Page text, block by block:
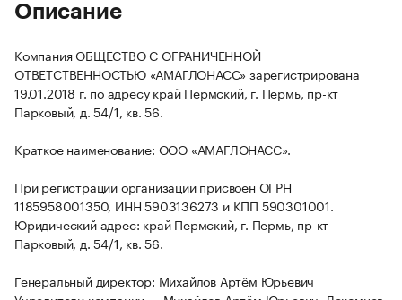
Описание
Компания ОБЩЕСТВО С ОГРАНИЧЕННОЙ
ОТВЕТСТВЕННОСТЬЮ «АМАГЛОНАСС» зарегистрирована
19.01.2018 г. по адресу край Пермский, г. Пермь, пр-кт
Парковый, д. 54/1, кв. 56.
Краткое наименование: ООО «АМАГЛОНАСС».
При регистрации организации присвоен ОГРН
1185958001350, ИНН 5903136273 и КПП 590301001.
Юридический адрес: край Пермский, г. Пермь, пр-кт
Парковый, д. 54/1, кв. 56.
Генеральный директор: Михайлов Артём Юрьевич